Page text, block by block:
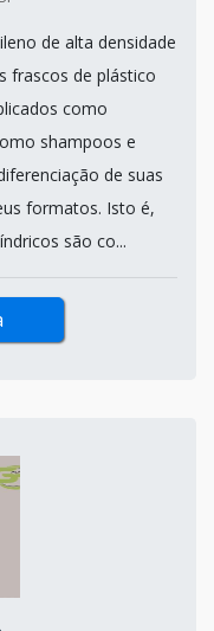
de alta densidade
frascos de plástico
como
shampoos e
de suas
formatos. Isto é,
são co...